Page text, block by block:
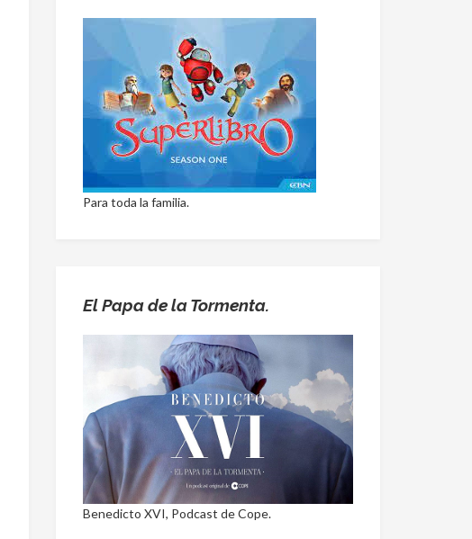
Para toda la familia.
El Papa de la Tormenta.
Benedicto XVI, Podcast de Cope.